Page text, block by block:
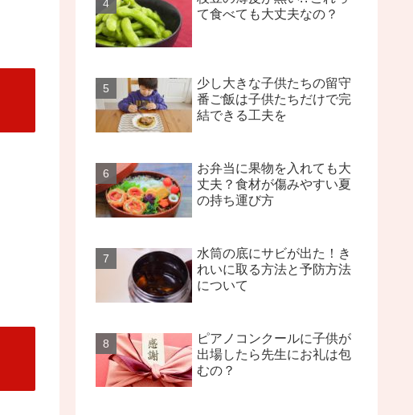
て食べても大丈夫なの？
少し大きな子供たちの留守
番ご飯は子供たちだけで完
結できる工夫を
お弁当に果物を入れても大
丈夫？食材が傷みやすい夏
の持ち運び方
水筒の底にサビが出た！き
れいに取る方法と予防方法
について
ピアノコンクールに子供が
出場したら先生にお礼は包
むの？